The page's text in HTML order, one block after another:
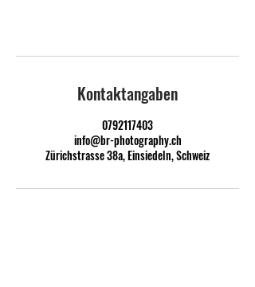
Kontaktangaben
0792117403
info@br-photography.ch
Zürichstrasse 38a, Einsiedeln, Schweiz